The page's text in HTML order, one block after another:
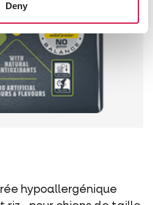
Deny
hypoallergénique